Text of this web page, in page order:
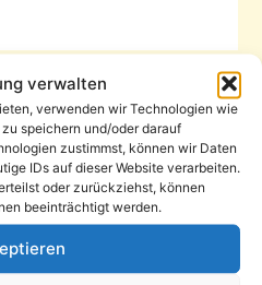
verwalten
verwenden wir Technologien wie
speichern und/oder darauf
zustimmst, können wir Daten
IDs auf dieser Website verarbeiten.
oder zurückziehst, können
beeinträchtigt werden.